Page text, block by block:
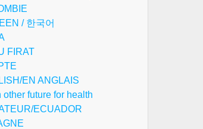
/ 한국어
FIRAT
EN ANGLAIS
other future for health
ECUADOR